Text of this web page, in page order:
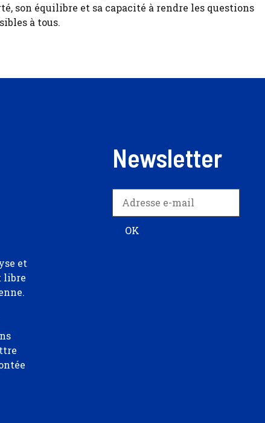
son équilibre et sa capacité à rendre les questions
à tous.
et
libre
Newsletter